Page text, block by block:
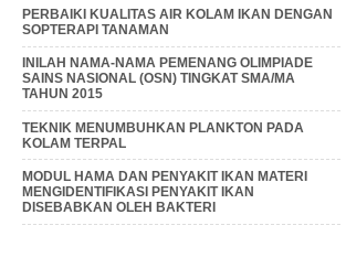
PERBAIKI KUALITAS AIR KOLAM IKAN DENGAN
SOPTERAPI TANAMAN
INILAH NAMA-NAMA PEMENANG OLIMPIADE
SAINS NASIONAL (OSN) TINGKAT SMA/MA
TAHUN 2015
TEKNIK MENUMBUHKAN PLANKTON PADA
KOLAM TERPAL
MODUL HAMA DAN PENYAKIT IKAN MATERI
MENGIDENTIFIKASI PENYAKIT IKAN
DISEBABKAN OLEH BAKTERI